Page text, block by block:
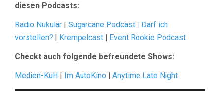
diesen Podcasts:
Radio Nukular | Sugarcane Podcast | Darf ich
vorstellen? | Krempelcast | Event Rookie Podcast
Checkt auch folgende befreundete Shows:
Medien-KuH | Im AutoKino | Anytime Late Night